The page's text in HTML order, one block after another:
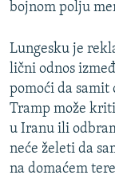
bojnom polju
Lungesku je
lični odnos
pomoći da samit
Tramp može
u Iranu ili
neće želeti da
na domaćem